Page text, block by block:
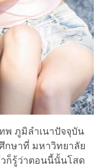
พ ภูมิลำเนาปัจจุบัน
กษาที่ มหาวิทยาลัย
ก็รู้ว่าตอนนี้นั้นโสด